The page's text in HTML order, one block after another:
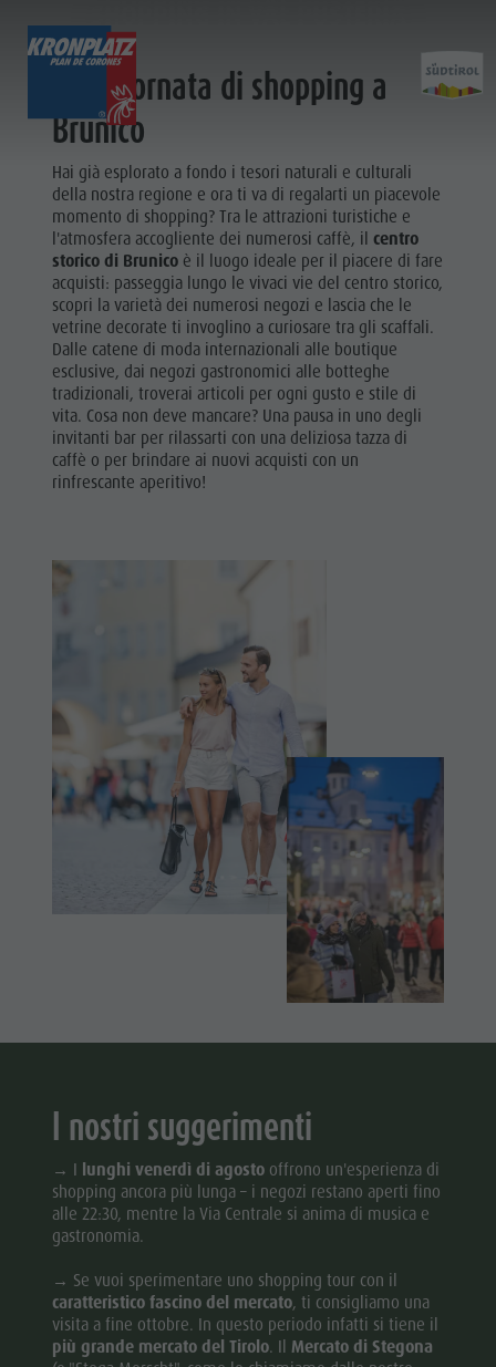
SCOPRI ATTIVITÀ PIANIFICA &
LOCALITÀ
BAMBINI
EVENTI
Scopri
Cultura
Attrazioni
Bar &
Ristoranti
Cook the
Dolasilla
Saga
Guide A-Z
Località
Dolomiti UNESCO
Attrazioni
Famiglia & Bambini
Eventi
Cultura
Attrazioni
Bar & Ristoranti
Cook the Mountain
Parchi naturali
La Val Pusteria
Eventi
Guide A-Z
Escursioni
Il Plan de Corones
Bici
Arrampicare
Altre attività estive
Parapendio & Voli tandem
Programmi di vacanza
Come arrivare
Offerte
Mobilità locale
Richiesta cataloghi
Contatto
Webcam
Meteo
Kronplatz Doctor Service
Una giornata di shopping a
Brunico
Hai già esplorato a fondo i tesori naturali e culturali
della nostra regione e ora ti va di regalarti un piacevole
momento di shopping? Tra le attrazioni turistiche e
l'atmosfera accogliente dei numerosi caffè, ilcentro
storico di Brunico è il luogo ideale per il piacere di fare
acquisti: passeggia lungo le vivaci vie del centro storico,
scopri la varietà dei numerosi negozi e lascia che le
vetrine decorate ti invoglino a curiosare tra gli scaffali.
Dalle catene di moda internazionali alle boutique
esclusive, dai negozi gastronomici alle botteghe
tradizionali, troverai articoli per ogni gusto e stile di
vita. Cosa non deve mancare? Una pausa in uno degli
invitanti bar per rilassarti con una deliziosa tazza di
caffè o per brindare ai nuovi acquisti con un
rinfrescante aperitivo!
I nostri suggerimenti
→ I lunghi venerdì di agosto offrono un'esperienza di
shopping ancora più lunga – i negozi restano aperti fino
alle 22:30, mentre la Via Centrale si anima di musica e
gastronomia.
→ Se vuoi sperimentare uno shopping tour con il
caratteristico fascino del mercato, ti consigliamo una
visita a fine ottobre. In questo periodo infatti si tiene il
più grande mercato del Tirolo. IlMercato di Stegona